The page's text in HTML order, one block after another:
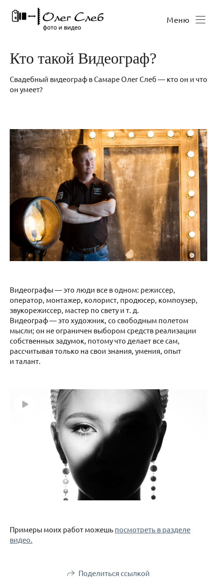
Меню
Кто такой Видеограф?
Свадебный видеограф в Самаре Олег Слеб — кто он и что
он умеет?
Видеографы — это люди все в одном: режиссер,
оператор, монтажер, колорист, продюсер, компоузер,
звукорежиссер, мастер по свету и т. д.
Видеограф — это художник, со свободным полетом
мысли; он не ограничен выбором средств реализации
собственных задумок, потому что делает все сам,
рассчитывая только на свои знания, умения, опыт
и талант.
Примеры моих работ можешь посмотреть в разделе
видео.
Поделиться ссылкой